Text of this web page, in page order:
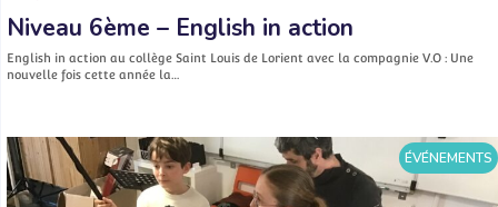
Niveau 6ème – English in action
English in action au collège Saint Louis de Lorient avec la compagnie V.O : Une
nouvelle fois cette année la…
ÉVÉNEMENTS